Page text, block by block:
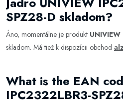
SPZ28-D skladom?
Áno, momentálne je produkt
skladom. Má tiež k dispozícii obchod
What is the EAN
IPC2322LBR3-